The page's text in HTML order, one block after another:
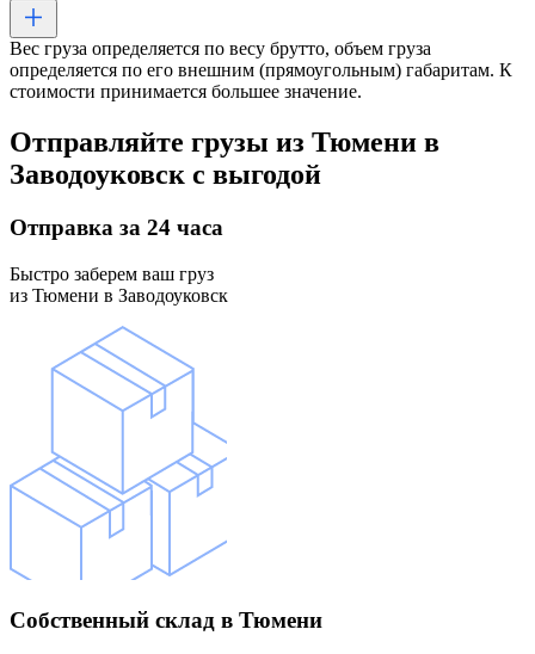
Вес груза определяется по весу брутто, объем груза
определяется по его внешним (прямоугольным) габаритам. К
стоимости принимается большее значение.
Отправляйте грузы из Тюмени в
Заводоуковск с выгодой
Отправка за 24 часа
Быстро заберем ваш груз
из Тюмени в Заводоуковск
Собственный склад в Тюмени